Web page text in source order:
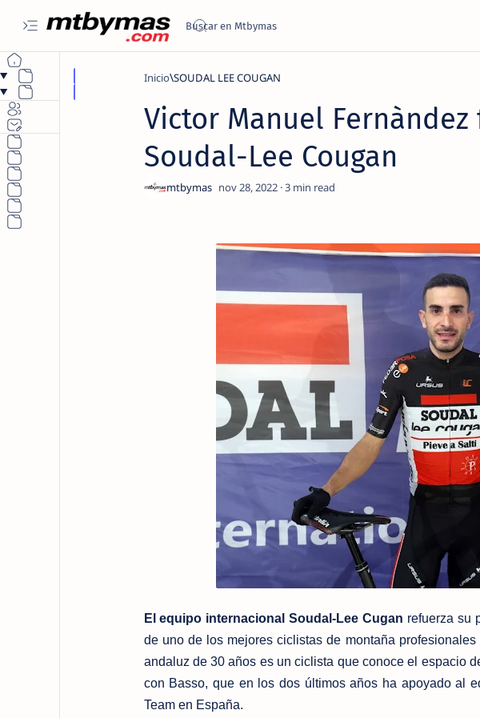
Inicio SOUDAL LEE COUGAN
Victor Manuel
Soudal-Lee Cougan
3
El equipo internacional Soudal-Lee Cugan refuerza su
de uno de los mejores ciclistas de montaña profesionales
andaluz de 30 años es un ciclista que conoce el espacio
con Basso, que en los dos últimos años ha apoyado al
Team en España.